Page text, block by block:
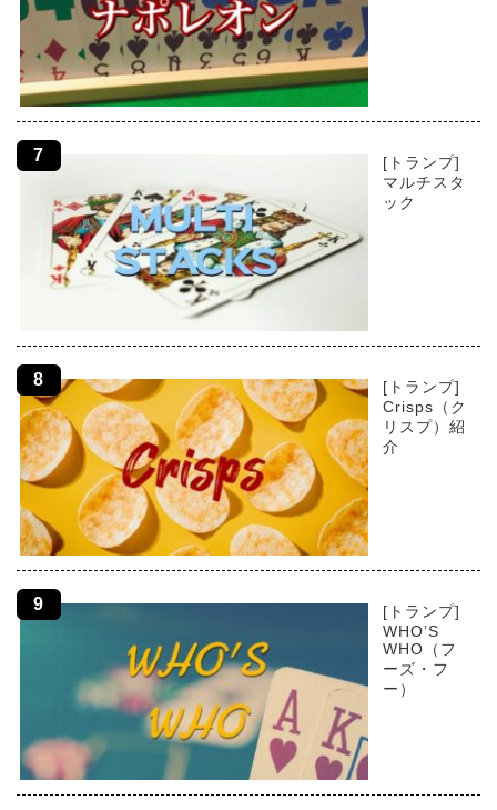
[トランプ]
マルチスタ
ック
[トランプ]
Crisps（ク
リスプ）紹
介
[トランプ]
WHO’S
WHO（フ
ーズ・フ
ー）